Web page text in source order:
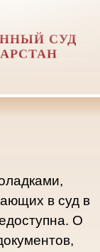
СУД
в суд в
О